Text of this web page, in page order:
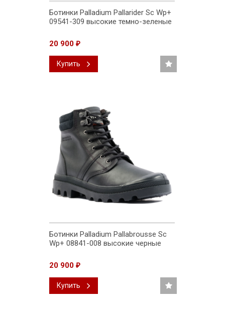
Ботинки Palladium Pallarider Sc Wp+
09541-309 высокие темно-зеленые
20 900 ₽
Купить
Ботинки Palladium Pallabrousse Sc
Wp+ 08841-008 высокие черные
20 900 ₽
Купить